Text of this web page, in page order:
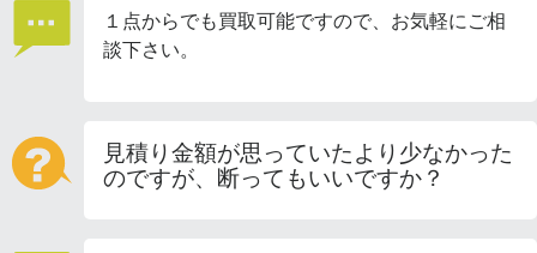
１点からでも買取可能ですので、お気軽にご相
談下さい。
見積り金額が思っていたより少なかった
のですが、断ってもいいですか？